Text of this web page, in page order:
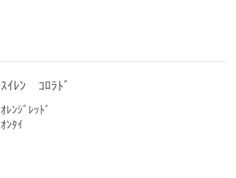
ｽｲﾚﾝ ｺﾛﾗﾄﾞ
ｵﾚﾝｼﾞﾚｯﾄﾞ
ｵﾝﾀｲ